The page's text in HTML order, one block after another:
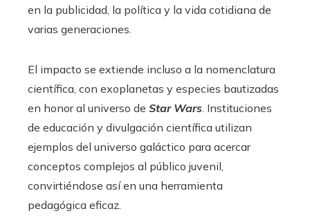
en la publicidad, la política y la vida cotidiana de
varias generaciones.
El impacto se extiende incluso a la nomenclatura
científica, con exoplanetas y especies bautizadas
en honor al universo de Star Wars Instituciones
de educación y divulgación científica utilizan
ejemplos del universo galáctico para acercar
conceptos complejos al público juvenil,
convirtiéndose así en una herramienta
pedagógica eficaz.